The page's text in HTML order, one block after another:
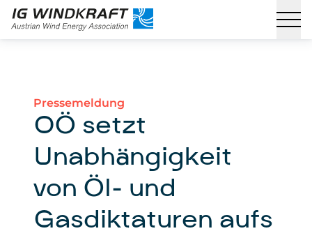
Pressemeldung
OÖ setzt
Unabhängigkeit
von Öl- und
Gasdiktaturen aufs